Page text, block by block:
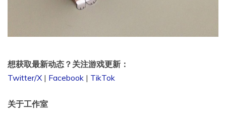
想获取最新动态？关注游戏更新：
Twitter/X | Facebook | TikTok
关于工作室